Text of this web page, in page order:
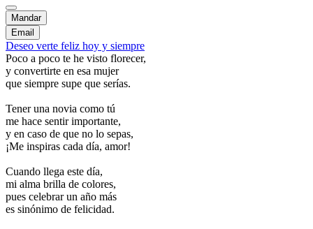
Mandar
Email
Deseo verte feliz hoy y siempre
Poco a poco te he visto florecer,
y convertirte en esa mujer
que siempre supe que serías.
Tener una novia como tú
me hace sentir importante,
y en caso de que no lo sepas,
¡Me inspiras cada día, amor!
Cuando llega este día,
mi alma brilla de colores,
pues celebrar un año más
es sinónimo de felicidad.